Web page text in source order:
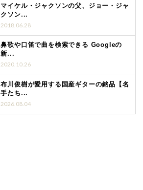
マイケル・ジャクソンの父、ジョー・ジャ
クソン...
2018.06.28
鼻歌や口笛で曲を検索できる Googleの
新...
2020.10.26
布川俊樹が愛用する国産ギターの銘品【名
手たち...
2026.08.04